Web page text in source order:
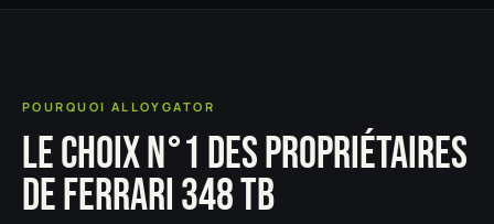
POURQUOI ALLOYGATOR
LE CHOIX N°1 DES PROPRIÉTAIRES
DE FERRARI 348 TB